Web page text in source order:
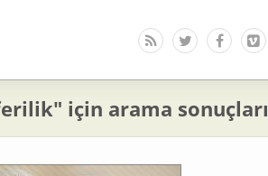
için arama sonuçları